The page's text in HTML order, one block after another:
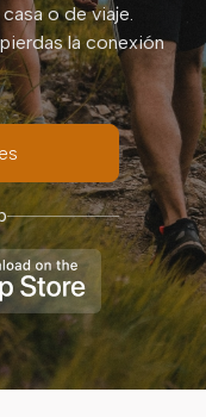
o de viaje.
la conexión